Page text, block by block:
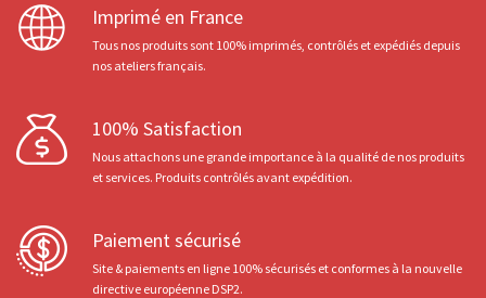
Imprimé en France
Tous nos produits sont 100% imprimés, contrôlés et expédiés depuis
nos ateliers français.
100% Satisfaction
Nous attachons une grande importance à la qualité de nos produits
et services. Produits contrôlés avant expédition.
Paiement sécurisé
Site & paiements en ligne 100% sécurisés et conformes à la nouvelle
directive européenne DSP2.